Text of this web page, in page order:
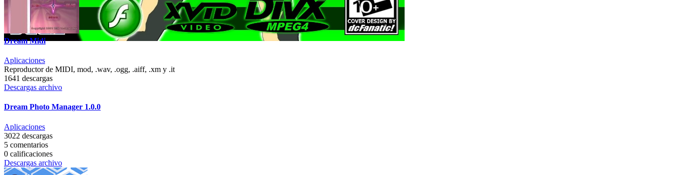
Dream Midi
Aplicaciones
Reproductor de MIDI, mod, .wav, .ogg, .aiff, .xm y .it
1641 descargas
Descargas archivo
Dream Photo Manager 1.0.0
Aplicaciones
3022 descargas
5 comentarios
0 calificaciones
Descargas archivo